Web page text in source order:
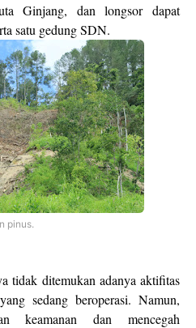
Ginjang, dan longsor dapat
satu gedung SDN.
pinus.
tidak ditemukan adanya aktifitas
sedang beroperasi. Namun,
keamanan dan mencegah